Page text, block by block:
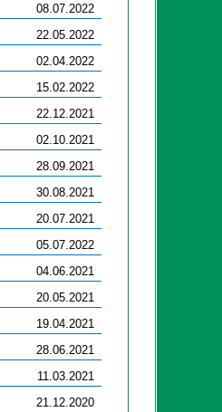
08.07.2022
22.05.2022
02.04.2022
15.02.2022
22.12.2021
02.10.2021
28.09.2021
30.08.2021
20.07.2021
05.07.2022
04.06.2021
20.05.2021
19.04.2021
28.06.2021
11.03.2021
21.12.2020